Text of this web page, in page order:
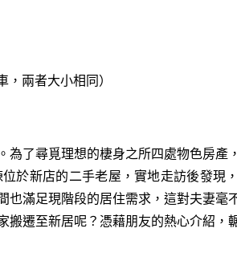
，兩者大小相同）
了尋覓理想的棲身之所四處物色房產
於新店的二手老屋，實地走訪後發現
滿足現階段的居住需求，這對夫妻毫
遷至新居呢？憑藉朋友的熱心介紹，